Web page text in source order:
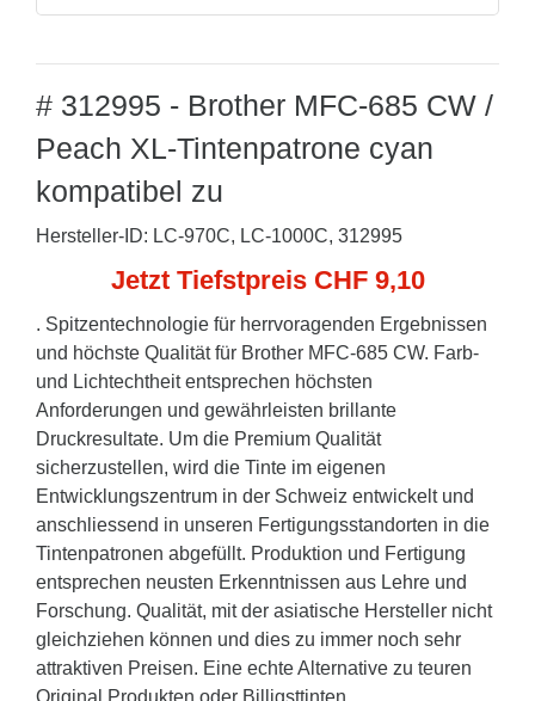
# 312995 - Brother MFC-685 CW /
Peach XL-Tintenpatrone cyan
kompatibel zu
Hersteller-ID: LC-970C, LC-1000C, 312995
Jetzt Tiefstpreis CHF 9,10
. Spitzentechnologie für herrvoragenden Ergebnissen
und höchste Qualität für Brother MFC-685 CW. Farb-
und Lichtechtheit entsprechen höchsten
Anforderungen und gewährleisten brillante
Druckresultate. Um die Premium Qualität
sicherzustellen, wird die Tinte im eigenen
Entwicklungszentrum in der Schweiz entwickelt und
anschliessend in unseren Fertigungsstandorten in die
Tintenpatronen abgefüllt. Produktion und Fertigung
entsprechen neusten Erkenntnissen aus Lehre und
Forschung. Qualität, mit der asiatische Hersteller nicht
gleichziehen können und dies zu immer noch sehr
attraktiven Preisen. Eine echte Alternative zu teuren
Original Produkten oder Billigsttinten.